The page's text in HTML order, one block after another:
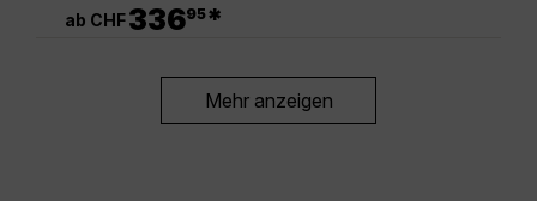
ab CHF33695*
Mehr anzeigen